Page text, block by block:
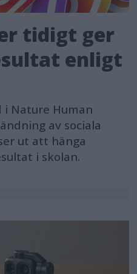
tidigt ger
enligt
i Nature Human
av sociala
ut att hänga
i skolan.